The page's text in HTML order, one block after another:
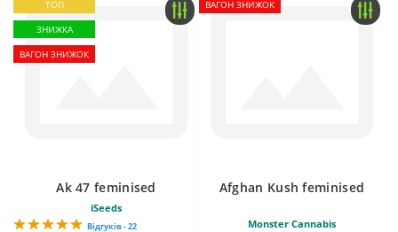
ТОП
ЗНИЖКА
ВАГОН ЗНИЖОК
Ak 47 feminised
iSeeds
Відгуків - 22
ВАГОН ЗНИЖОК
Afghan Kush feminised
Monster Cannabis